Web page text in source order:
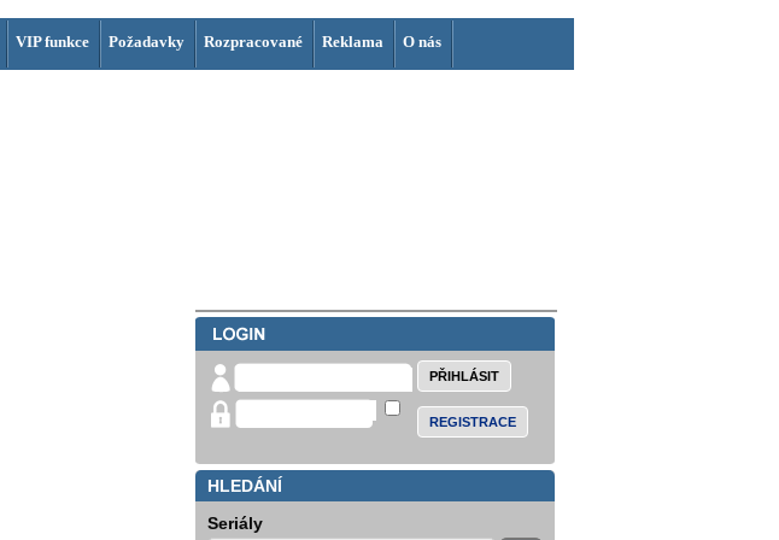
VIP funkce Požadavky Rozpracované Reklama O nás
REGISTRACE
HLEDÁNÍ
Seriály